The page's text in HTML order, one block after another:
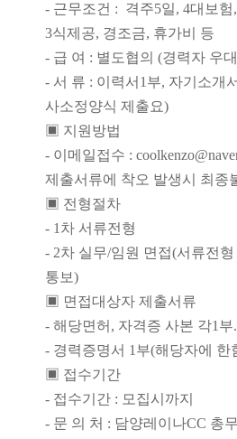
- 근무조건 : 격주5일, 4대보
3식제공, 경조금, 휴가비 등
- 급 여 : 별도협의 (경력자 우
- 서 류 : 이력서1부, 자기소개
사소정양식 제출요)
▣ 지원방법
- 이메일접수 :
제출서류에 착오 발생시 최종
▣ 전형절차
- 1차 서류전형
- 2차 실무/임원 면접(서류전
통보)
▣ 면접대상자 제출서류
- 해당면허, 자격증 사본 각1
- 경력증명서 1부(해당자에 한
▣ 접수기간
- 접수기간 : 모집시까지
- 문 의 처 : 담양레이나CC 총